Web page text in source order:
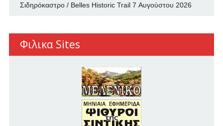
Σιδηρόκαστρο / Belles Historic Trail 7 Αυγούστου 2026
Φιλικα Sites